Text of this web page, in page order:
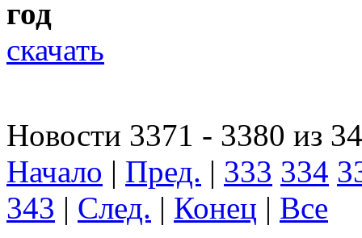
год
скачать
Новости 3371 - 3380 из
Начало | Пред. | 333 334
343 | След. | Конец | Все